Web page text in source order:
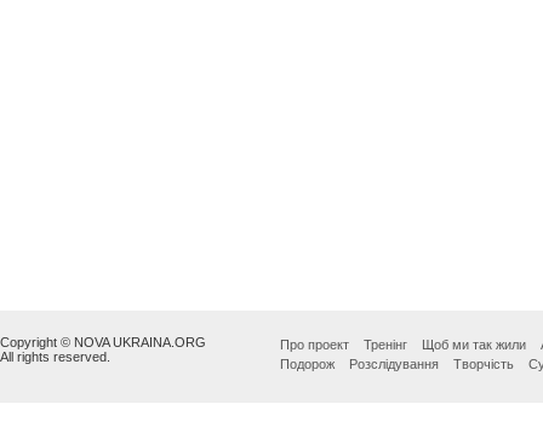
Copyright © NOVA UKRAINA.ORG
All rights reserved.
Про проект Тренінг Щоб ми так жили
Подорож
Розслідування Творчість